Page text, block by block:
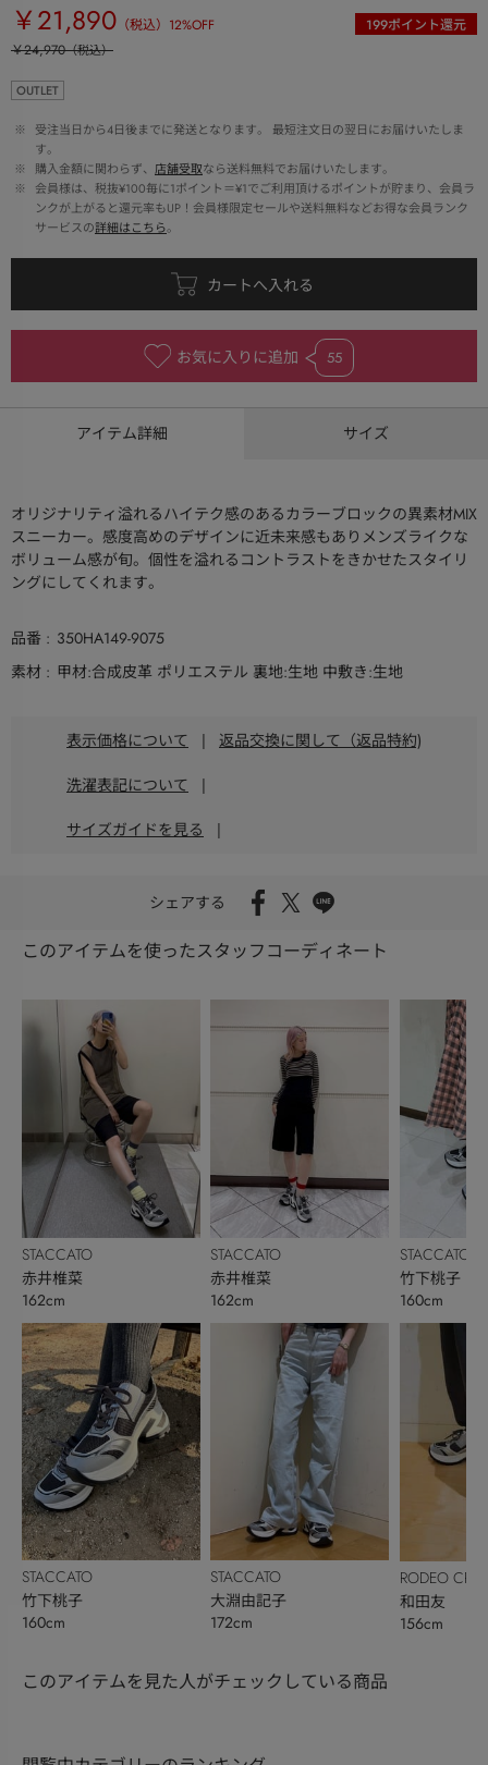
￥21,890 （税込） 12%OFF 199ポイント還元
￥24,970（税込）
OUTLET
※
受注当日から4日後までに発送となります。 最短注文日の翌日にお届けいたしま
す。
※
購入金額に関わらず、 店舗受取なら送料無料でお届けいたします。
※
会員様は、税抜¥100毎に1ポイント＝¥1でご利用頂けるポイントが貯まり、会員ラ
ンクが上がると還元率もUP！会員様限定セールや送料無料などお得な会員ランク
サービスの詳細はこちら。
お気に入りに追加 55
アイテム詳細 サイズ
オリジナリティ溢れるハイテク感のあるカラーブロックの異素材MIX
スニーカー。感度高めのデザインに近未来感もありメンズライクな
ボリューム感が旬。個性を溢れるコントラストをきかせたスタイリ
ングにしてくれます。
品番
350HA149-9075
素材
甲材:合成皮革 ポリエステル 裏地:生地 中敷き:生地
表示価格について | 返品交換に関して（返品特約)
洗濯表記について |
サイズガイドを見る |
シェアする
このアイテムを使ったスタッフコーディネート
STACCATO
赤井椎菜
162cm
STACCATO
竹下桃子
160cm
STACCATO
赤井椎菜
162cm
STACCATO
大淵由記子
172cm
STACCATO
竹下桃子
160cm
RODEO
BOWL
和田友
156cm
このアイテムを見た人がチェックしている商品